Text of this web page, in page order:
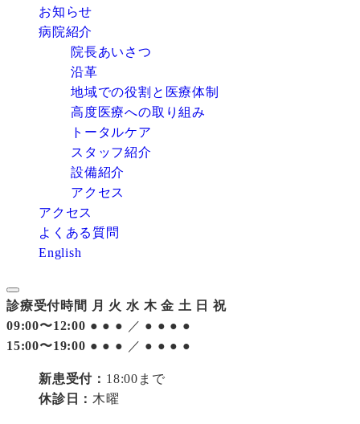
お知らせ
病院紹介
院長あいさつ
沿革
地域での役割と医療体制
高度医療への取り組み
トータルケア
スタッフ紹介
設備紹介
アクセス
アクセス
よくある質問
English
診療受付時間 月 火 水 木 金 土 日 祝
09:00〜12:00 ● ● ● ／ ● ● ● ●
15:00〜19:00 ● ● ● ／ ● ● ● ●
新患受付： 18:00まで
休診日： 木曜